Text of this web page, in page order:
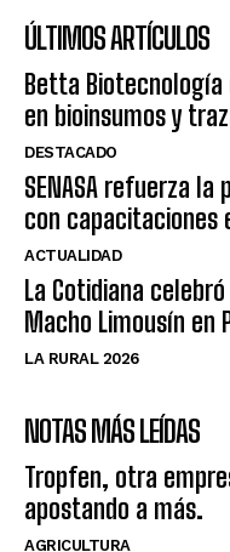
ÚLTIMOS ARTÍCULOS
Betta
en bioinsumos y
DESTACADO
SENASA refuerza
con capacitaciones
ACTUALIDAD
La Cotidiana
Macho Limousín en
LA RURAL 2026
NOTAS MÁS LEÍDAS
Tropfen, otra
apostando a más.
AGRICULTURA